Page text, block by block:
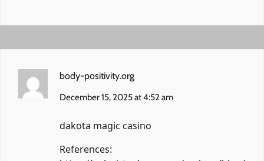
body-positivity.org
December 15, 2025 at 4:52 am
dakota magic casino
References: